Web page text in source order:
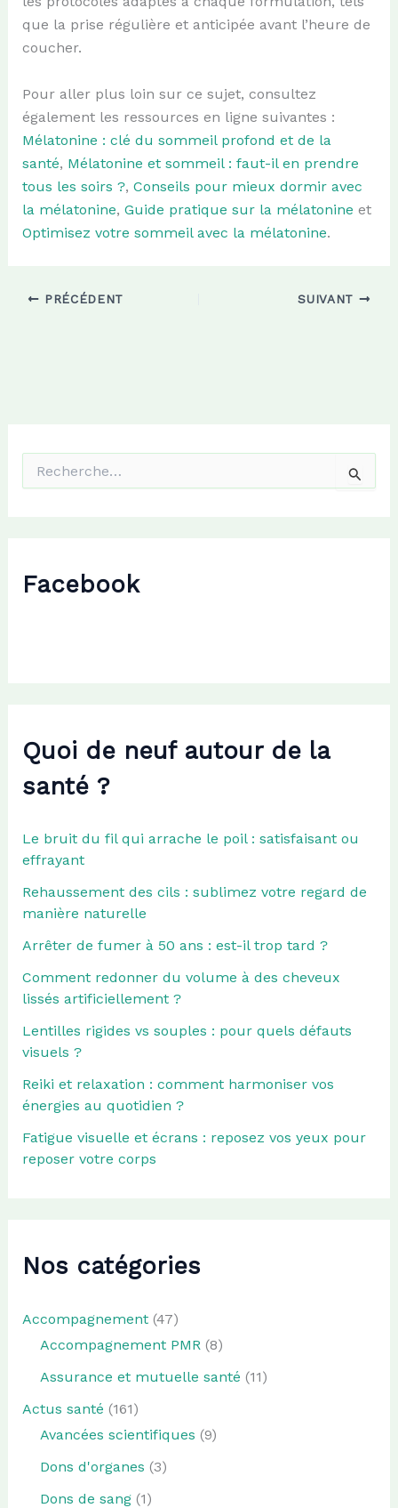
que la prise régulière et anticipée avant l’heure de
coucher.
Pour aller plus loin sur ce sujet, consultez
également les ressources en ligne suivantes :
Mélatonine : clé du sommeil profond et de la
santé, Mélatonine et sommeil : faut-il en prendre
tous les soirs ?, Conseils pour mieux dormir avec
la mélatonine, Guide pratique sur la mélatonine et
Optimisez votre sommeil avec la mélatonine.
PRÉCÉDENT SUIVANT
h
Facebook
Quoi de neuf autour de la
santé ?
Le bruit du fil qui arrache le poil : satisfaisant ou
effrayant
Rehaussement des cils : sublimez votre regard de
manière naturelle
Arrêter de fumer à 50 ans : est-il trop tard ?
Comment redonner du volume à des cheveux
lissés artificiellement ?
Lentilles rigides vs souples : pour quels défauts
visuels ?
Reiki et relaxation : comment harmoniser vos
énergies au quotidien ?
Fatigue visuelle et écrans : reposez vos yeux pour
reposer votre corps
Nos catégories
Accompagnement(47)
Accompagnement PMR (8)
Assurance et mutuelle santé (11)
Actus santé (161)
Avancées scientifiques (9)
Dons d'organes (3)
Dons de sang(1)